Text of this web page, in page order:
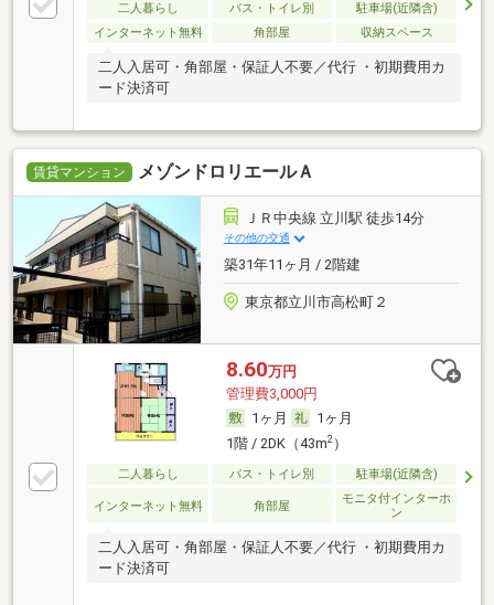
二人暮らし バス・トイレ別
駐車場(近隣含)
インターネット無料
角部屋 収納スペース
二人入居可・角部屋・保証人不要／代行 ・初期費用カ
ード決済可
賃貸マンション メゾンドロリエールＡ
ＪＲ中央線 立川駅 徒歩14分
その他の交通
築31年11ヶ月 / 2階建
東京都立川市高松町２
8.60万円
管理費3,000円
1ヶ月
1ヶ月
1階 / 2DK（43m2）
二人暮らし バス・トイレ別 駐車場(近隣含)
インターネット無料 角部屋
モニタ付インターホ
ン
二人入居可・角部屋・保証人不要／代行 ・初期費用カ
ード決済可